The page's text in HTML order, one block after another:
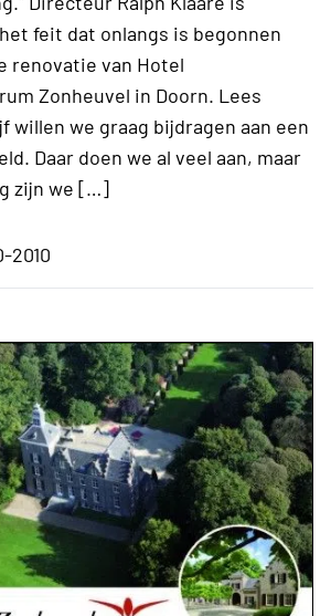
feit dat onlangs is begonnen
renovatie van Hotel
Zonheuvel in Doorn. Lees
willen we graag bijdragen aan een
Daar doen we al veel aan, maar
zijn we […]
2010